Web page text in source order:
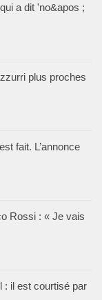
a dit 'no&apos ;
plus proches
fait. L’annonce
Rossi : « Je vais
: il est courtisé par